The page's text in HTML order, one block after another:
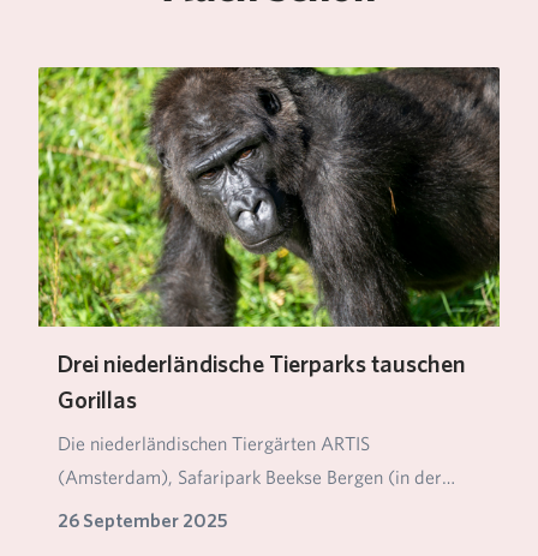
Drei niederländische Tierparks tauschen
Gorillas
Die niederländischen Tiergärten ARTIS
(Amsterdam), Safaripark Beekse Bergen (in der
Nähe von Tilburg…
26 September 2025